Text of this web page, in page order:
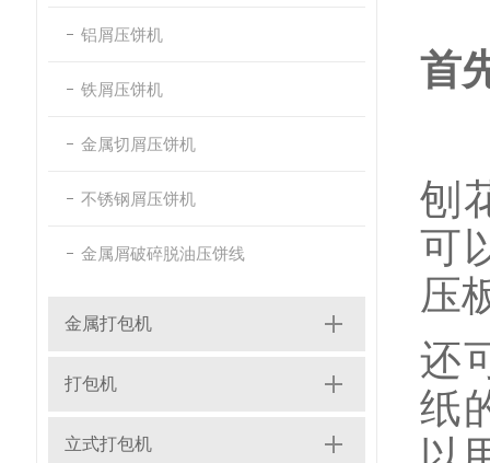
铝屑压饼机
铁屑压饼机
金属切屑压饼机
不锈钢屑压饼机
金属屑破碎脱油压饼线
金属打包机
打包机
立式打包机
首
刨
可
压
还
纸